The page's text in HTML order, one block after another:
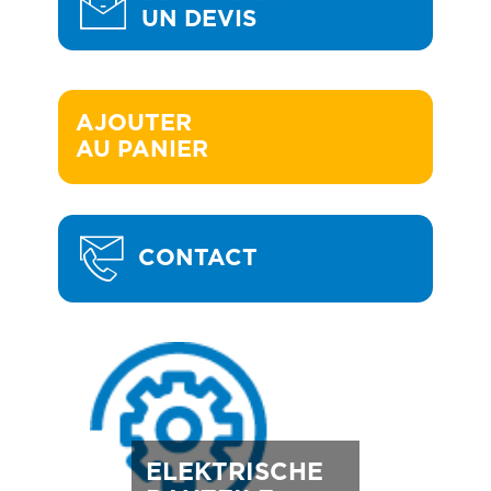
UN DEVIS
AJOUTER
AU PANIER
CONTACT
ELEKTRISCHE